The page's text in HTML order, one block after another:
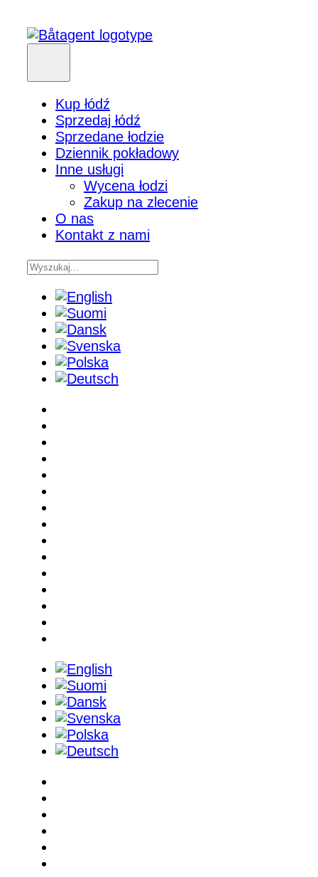
Kup łódź
Sprzedaj łódź
Sprzedane łodzie
Dziennik pokładowy
Inne usługi
Wycena łodzi
Zakup na zlecenie
O nas
Kontakt z nami